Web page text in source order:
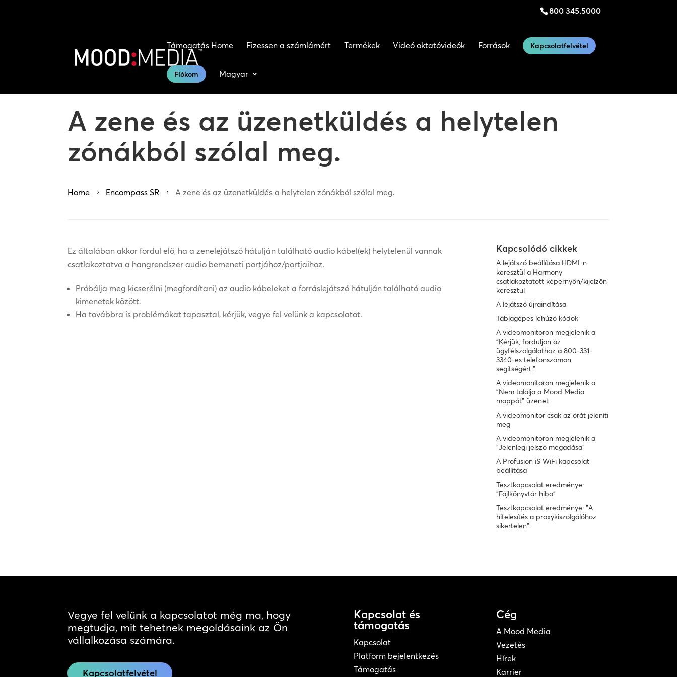
800 345.5000
Támogatás Home Fizessen a számlámért Termékek Videó oktatóvideók Források Kapcsolatfelvétel
Fiókom Magyar
A zene és az üzenetküldés a helytelen
zónákból szólal meg.
Home 5 Encompass SR 5 A zene és az üzenetküldés a helytelen zónákból szólal meg.
Ez általában akkor fordul elő, ha a zenelejátszó hátulján található audio kábel(ek) helytelenül vannak
csatlakoztatva a hangrendszer audio bemeneti portjához/portjaihoz.
Próbálja meg kicserélni (megfordítani) az audio kábeleket a forráslejátszó hátulján található audio
kimenetek között.
Ha továbbra is problémákat tapasztal, kérjük, vegye fel velünk a kapcsolatot.
Kapcsolódó cikkek
A lejátszó beállítása HDMI-n
keresztül a Harmony
csatlakoztatott képernyőn/kijelzőn
keresztül
A lejátszó újraindítása
Táblagépes lehúzó kódok
A videomonitoron megjelenik a
"Kérjük, forduljon az
ügyfélszolgálathoz a 800-331-
3340-es telefonszámon
segítségért."
A videomonitoron megjelenik a
"Nem találja a Mood Media
mappát" üzenet
A videomonitor csak az órát jeleníti
meg
A videomonitoron megjelenik a
"Jelenlegi jelszó megadása"
A Profusion iS WiFi kapcsolat
beállítása
Tesztkapcsolat eredménye:
"Fájlkönyvtár hiba"
Tesztkapcsolat eredménye: "A
hitelesítés a proxykiszolgálóhoz
sikertelen"
Vegye fel velünk a kapcsolatot még ma, hogy
megtudja, mit tehetnek megoldásaink az Ön
vállalkozása számára.
Kapcsolatfelvétel
Kapcsolat és
támogatás
Kapcsolat
Platform bejelentkezés
Támogatás
Cég
A Mood Media
Vezetés
Hírek
Karrier